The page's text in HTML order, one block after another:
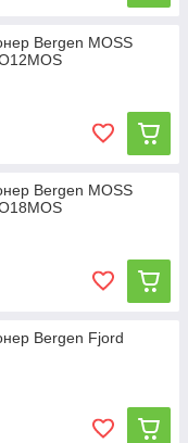
Bergen MOSS
Bergen MOSS
Bergen Fjord